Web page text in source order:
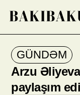
GÜNDƏM
Arzu
paylaşım